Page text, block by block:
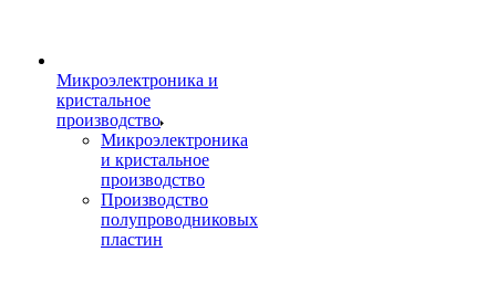
Микроэлектроника и
кристальное
производство
Микроэлектроника
и кристальное
производство
Производство
полупроводниковых
пластин